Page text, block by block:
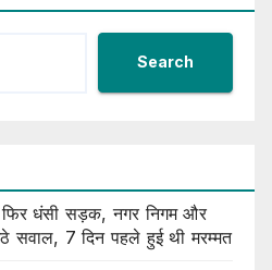
Search
धंसी सड़क, नगर निगम और
सवाल, 7 दिन पहले हुई थी मरम्मत